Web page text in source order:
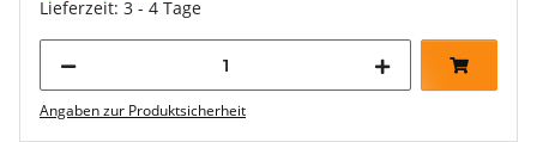
Lieferzeit: 3 - 4 Tage
Angaben zur Produktsicherheit